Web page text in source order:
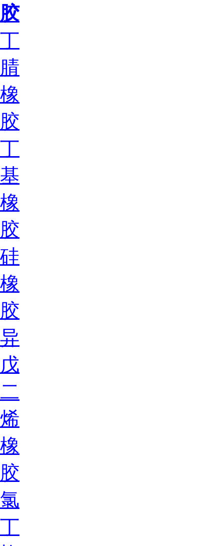
胶
丁
腈
橡
胶
丁
基
橡
胶
硅
橡
胶
异
戊
二
烯
橡
胶
氯
丁